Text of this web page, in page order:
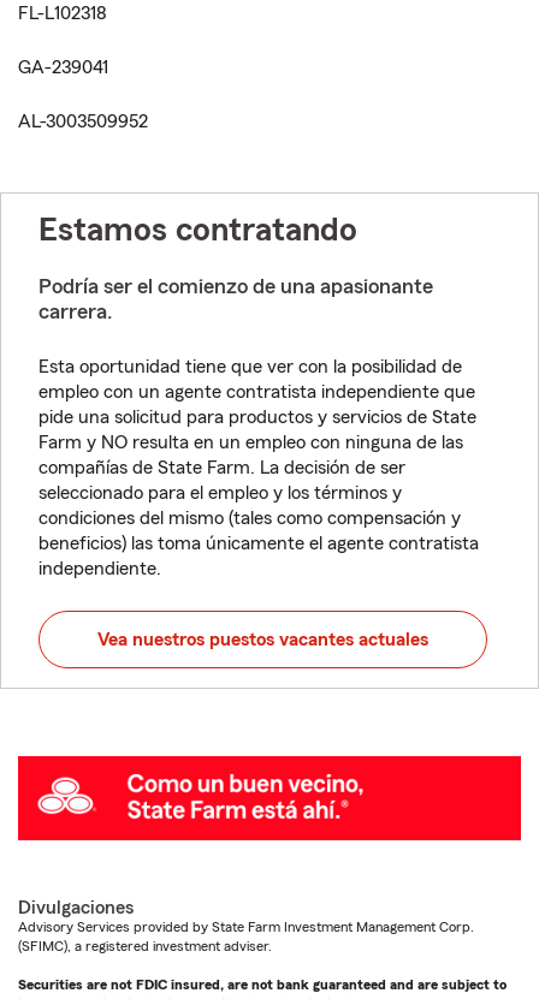
FL-L102318
GA-239041
AL-3003509952
Estamos contratando
Podría ser el comienzo de una apasionante
carrera.
Esta oportunidad tiene que ver con la posibilidad de
empleo con un agente contratista independiente que
pide una solicitud para productos y servicios de State
Farm y NO resulta en un empleo con ninguna de las
compañías de State Farm. La decisión de ser
seleccionado para el empleo y los términos y
condiciones del mismo (tales como compensación y
beneficios) las toma únicamente el agente contratista
independiente.
Vea nuestros puestos vacantes actuales
Divulgaciones
Advisory Services provided by State Farm Investment Management Corp.
(SFIMC), a registered investment adviser.
Securities are not FDIC insured, are not bank guaranteed and are subject to